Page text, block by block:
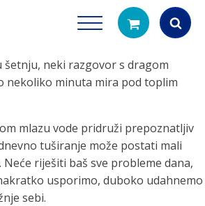
Products
search
šetnju, neki razgovor s dragom
nekoliko minuta mira pod toplim
mlazu vode pridruži prepoznatljiv
tuširanje može postati mali
riješiti baš sve probleme dana,
usporimo, duboko udahnemo
sebi.